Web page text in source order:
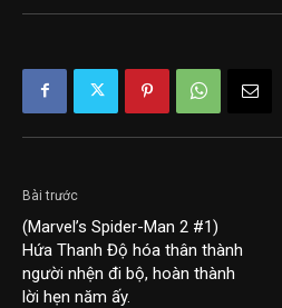
Bài trước
(Marvel’s Spider-Man 2 #1)
Hứa Thanh Độ hóa thân thành
người nhện đi bộ, hoàn thành
lời hẹn năm ấy.